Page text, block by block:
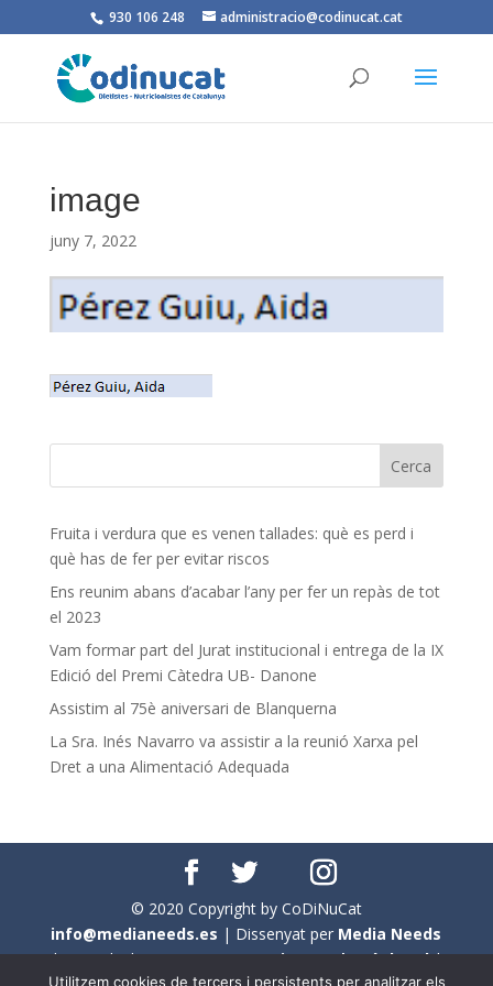
930 106 248 administracio@codinucat.cat
image
juny 7, 2022
Fruita i verdura que es venen tallades: què es perd i
què has de fer per evitar riscos
Ens reunim abans d’acabar l’any per fer un repàs de tot
el 2023
Vam formar part del Jurat institucional i entrega de la IX
Edició del Premi Càtedra UB- Danone
Assistim al 75è aniversari de Blanquerna
La Sra. Inés Navarro va assistir a la reunió Xarxa pel
Dret a una Alimentació Adequada
© 2020 Copyright by CoDiNuCat
info@medianeeds.es | Dissenyat per Media Needs
| Tots els drets reservats aCoDiNuCat |Avís legal|
Utilitzem cookies de tercers i persistents per analitzar els